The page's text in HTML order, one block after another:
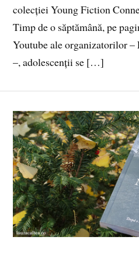
colecției Young Fiction
Timp de o săptămână, pe
Youtube ale organizatorilor
–, adolescenții se […]